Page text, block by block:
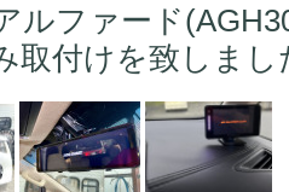
ルファード
取付けを致しまし